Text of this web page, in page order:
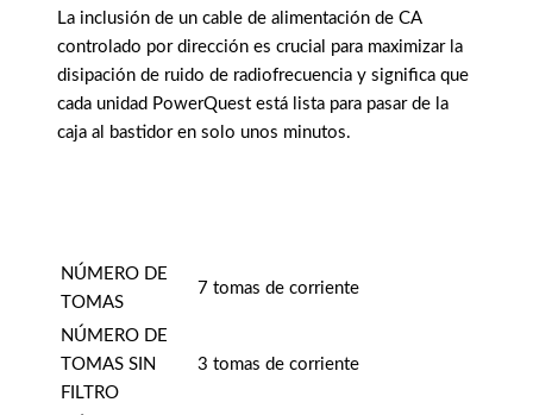
La inclusión de un cable de alimentación de CA
controlado por dirección es crucial para maximizar la
disipación de ruido de radiofrecuencia y significa que
cada unidad PowerQuest está lista para pasar de la
caja al bastidor en solo unos minutos.
NÚMERO DE
TOMAS
7 tomas de corriente
NÚMERO DE
TOMAS SIN
FILTRO
3 tomas de corriente